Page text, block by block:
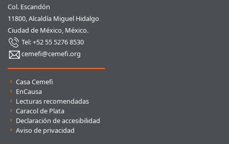
Col. Escandón
11800, Alcaldía Miguel Hidalgo
Ciudad de México, México.
Tel: +52 55 5276 8530
cemefi@cemefi.org
Enlaces rápidos
Casa Cemefi
EnCausa
Lecturas recomendadas
Caracol de Plata
Declaración de accesibilidad
Aviso de privacidad